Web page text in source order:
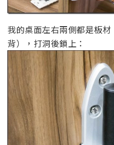
我的桌面左右兩側都是板
背），打洞後鎖上：